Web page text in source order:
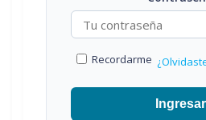
Recordarme
Ingresar